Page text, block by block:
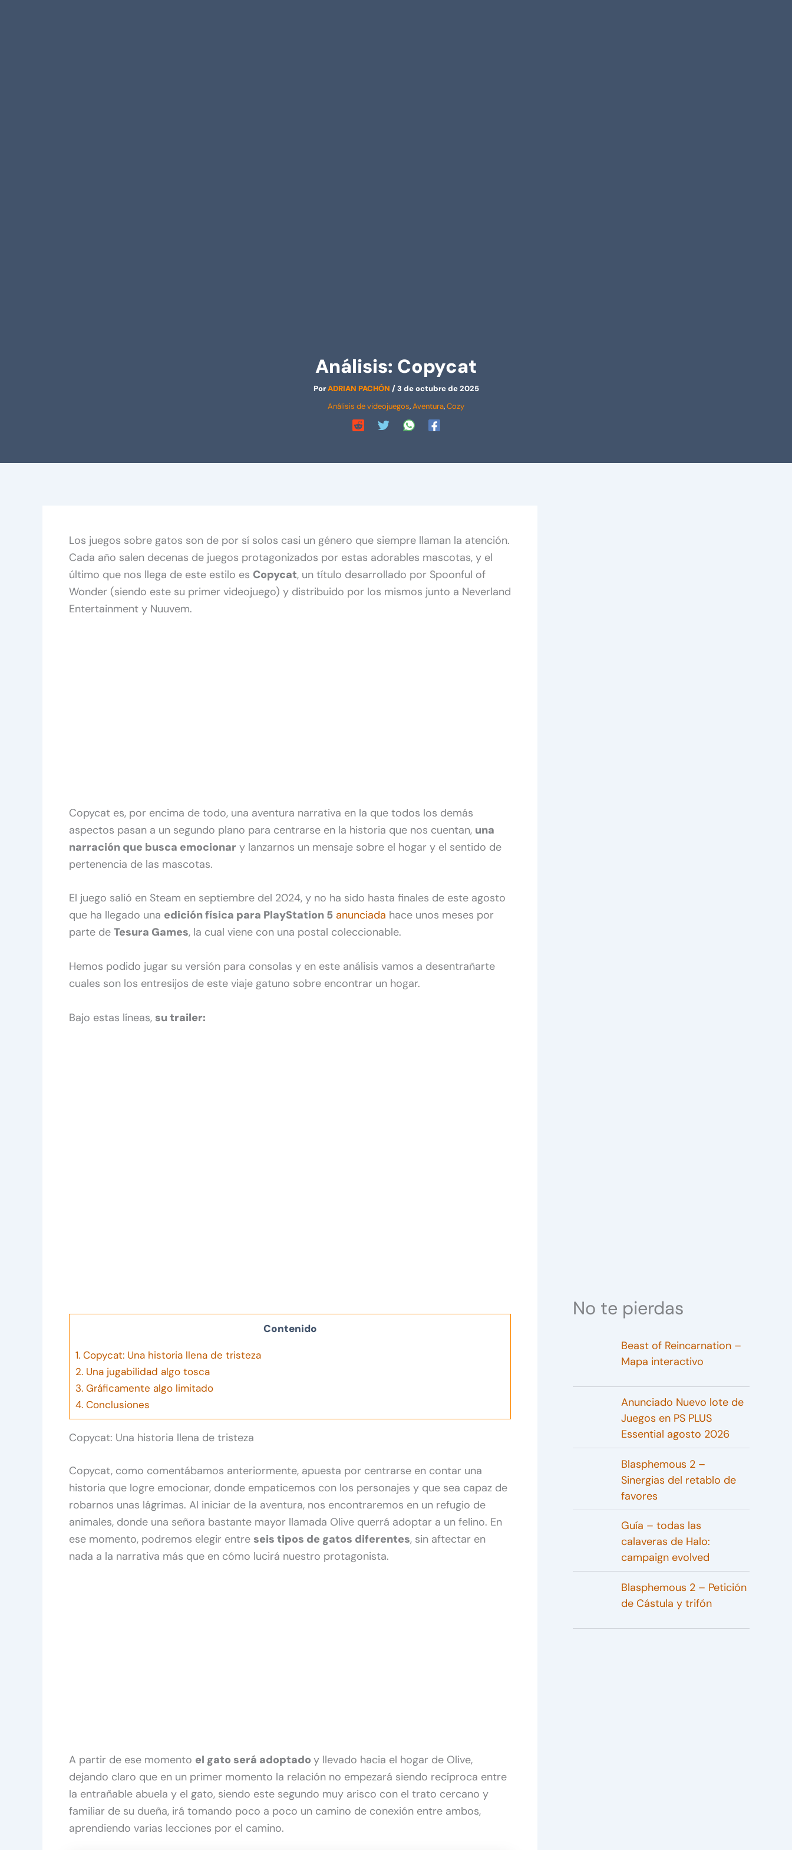
Análisis: Copycat
PorADRIAN PACHÓN /3 de octubre de 2025
Análisis de videojuegos,Aventura,Cozy
Los juegos sobre gatos son de por sí solos casi un género que siempre llaman la atención.
Cada año salen decenas de juegos protagonizados por estas adorables mascotas, y el
último que nos llega de este estilo es Copycat, un título desarrollado por Spoonful of
Wonder (siendo este su primer videojuego) y distribuido por los mismos junto a Neverland
Entertainment y Nuuvem.
Copycat es, por encima de todo, una aventura narrativa en la que todos los demás
aspectos pasan a un segundo plano para centrarse en la historia que nos cuentan, una
narración que busca emocionar y lanzarnos un mensaje sobre el hogar y el sentido de
pertenencia de las mascotas.
El juego salió en Steam en septiembre del 2024, y no ha sido hasta finales de este agosto
que ha llegado una edición física para PlayStation 5 anunciada hace unos meses por
parte de Tesura Games, la cual viene con una postal coleccionable.
Hemos podido jugar su versión para consolas y en este análisis vamos a desentrañarte
cuales son los entresijos de este viaje gatuno sobre encontrar un hogar.
Bajo estas líneas, su trailer:
Contenido
1. Copycat: Una historia llena de tristeza
2. Una jugabilidad algo tosca
3. Gráficamente algo limitado
4. Conclusiones
Copycat: Una historia llena de tristeza
Copycat, como comentábamos anteriormente, apuesta por centrarse en contar una
historia que logre emocionar, donde empaticemos con los personajes y que sea capaz de
robarnos unas lágrimas. Al iniciar de la aventura, nos encontraremos en un refugio de
animales, donde una señora bastante mayor llamada Olive querrá adoptar a un felino. En
ese momento, podremos elegir entre seis tipos de gatos diferentes, sin aftectar en
nada a la narrativa más que en cómo lucirá nuestro protagonista.
A partir de ese momento el gato será adoptado y llevado hacia el hogar de Olive,
dejando claro que en un primer momento la relación no empezará siendo recíproca entre
la entrañable abuela y el gato, siendo este segundo muy arisco con el trato cercano y
familiar de su dueña, irá tomando poco a poco un camino de conexión entre ambos,
aprendiendo varias lecciones por el camino.
No te pierdas
Beast of Reincarnation –
Mapa interactivo
Anunciado Nuevo lote de
Juegos en PS PLUS
Essential agosto 2026
Blasphemous 2 –
Sinergias del retablo de
favores
Guía – todas las
calaveras de Halo:
campaign evolved
Blasphemous 2 – Petición
de Cástula y trifón